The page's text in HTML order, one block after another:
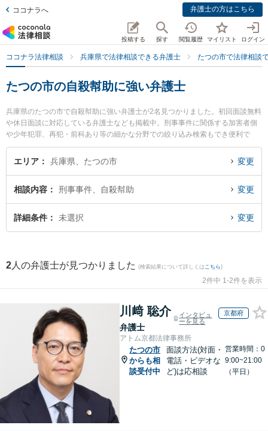
ココナラへ 弁護士の方はこちら
投稿する 探す 閲覧履歴 マイリスト ログイン
ココナラ法律相談 兵庫県で法律相談できる弁護士 たつの市で法律相談
たつの市の自殺幇助に強い弁護士
兵庫県のたつの市で自殺幇助に強い弁護士が2名見つかりました。初回面談無料
や休日面談に対応している弁護士なども掲載中。刑事事件に関係する加害者側
や少年犯罪、再犯・前科あり等の細かな分野での絞り込み検索もでき便利で
す。特に後藤敦夫法律事務所の後藤 敦夫弁護士や後藤敦夫法律事務所の是澤 雄
一弁護士のプロフィール情報や弁護士費用、強みなどが注目されています。
い』『初回相談無料で自殺幇助を法律相談できるたつの市内の弁護士に相談予
約したい』などでお困りの相談者さんにおすすめです。
エリア 兵庫県、たつの市 変更
相談内容 刑事事件、自殺幇助 変更
詳細条件 未選択 変更
2 人の弁護士が見つかりました (検索結果について詳しくは こちら)
2件中 1-2件を表示
川﨑 聡介
弁護士
インタビュ
ーを見る
京都府
アトム京都法律事務所
たつの市
からも相
談受付中
面談方法(対面・
電話・ビデオな
ど)は応相談
営業時間：0
9:00~21:00
（平日）